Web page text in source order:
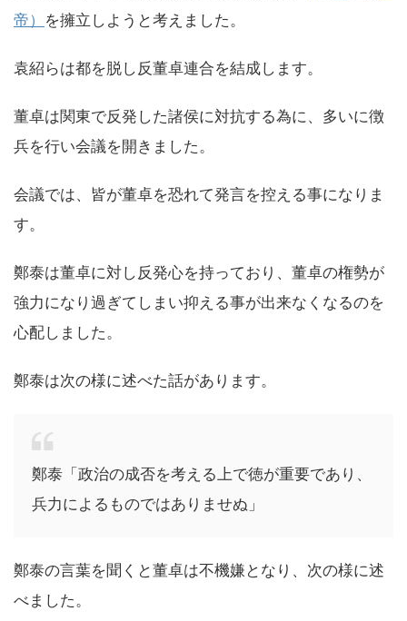
帝） を擁立しようと考えました。
袁紹らは都を脱し反董卓連合を結成します。
董卓は関東で反発した諸侯に対抗する為に、多いに徴
兵を行い会議を開きました。
会議では、皆が董卓を恐れて発言を控える事になりま
す。
鄭泰は董卓に対し反発心を持っており、董卓の権勢が
強力になり過ぎてしまい抑える事が出来なくなるのを
心配しました。
鄭泰は次の様に述べた話があります。
鄭泰「政治の成否を考える上で徳が重要であり、
兵力によるものではありませぬ」
鄭泰の言葉を聞くと董卓は不機嫌となり、次の様に述
べました。